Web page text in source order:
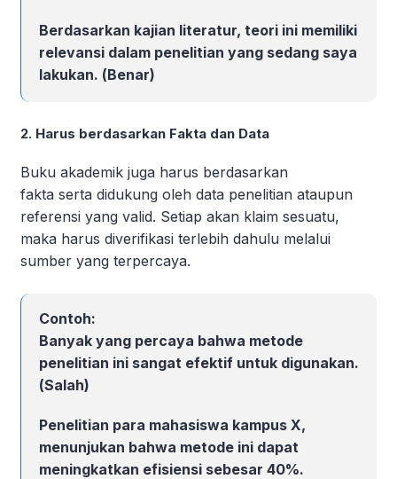
Berdasarkan kajian literatur, teori ini memiliki
relevansi dalam penelitian yang sedang saya
lakukan. (Benar)
2. Harus berdasarkan Fakta dan Data
Buku akademik juga harus berdasarkan
fakta serta didukung oleh data penelitian ataupun
referensi yang valid. Setiap akan klaim sesuatu,
maka harus diverifikasi terlebih dahulu melalui
sumber yang terpercaya.
Contoh:
Banyak yang percaya bahwa metode
penelitian ini sangat efektif untuk digunakan.
(Salah)
Penelitian para mahasiswa kampus X,
menunjukan bahwa metode ini dapat
meningkatkan efisiensi sebesar 40%.